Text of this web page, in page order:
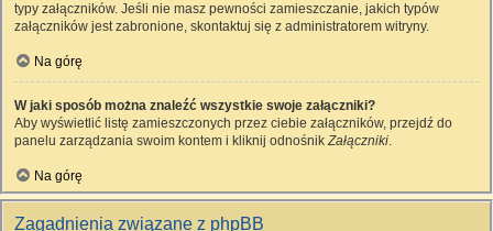
typy załączników. Jeśli nie masz pewności zamieszczanie, jakich typów
załączników jest zabronione, skontaktuj się z administratorem witryny.
Na górę
W jaki sposób można znaleźć wszystkie swoje załączniki?
Aby wyświetlić listę zamieszczonych przez ciebie załączników, przejdź do
panelu zarządzania swoim kontem i kliknij odnośnikZałączniki.
Na górę
Zagadnienia związane z phpBB